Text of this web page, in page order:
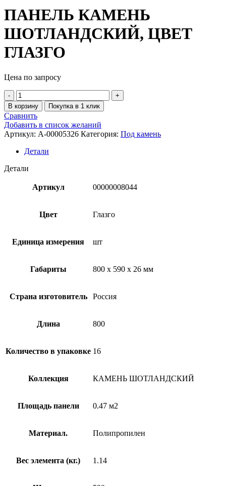
ПАНЕЛЬ КАМЕНЬ
ШОТЛАНДСКИЙ, ЦВЕТ
ГЛАЗГО
Цена по запросу
В корзину Покупка в 1 клик
Сравнить
Добавить в список желаний
Артикул: A-00005326 Категория: Под камень
Детали
Детали
Артикул 00000008044
Цвет Глазго
Единица измерения шт
Габариты 800 x 590 x 26 мм
Страна изготовитель Россия
Длина 800
Количество в упаковке 16
Коллекция КАМЕНЬ ШОТЛАНДСКИЙ
Площадь панели 0.47 м2
Материал. Полипропилен
Вес элемента (кг.) 1.14